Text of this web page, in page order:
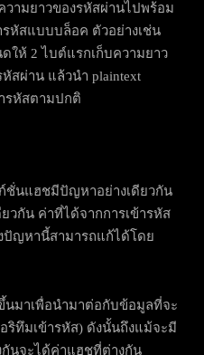
ามยาวของรหัสผ่านไปพร้อม
หัสแบบบล็อค ตัวอย่างเช่น
ให้ 2 ไบต์แรกเก็บความยาว
สผ่าน แล้วนำ plaintext
รหัสตามปกติ
ชั่นแฮชมีปัญหาอย่างเดียวกัน
วกัน ค่าที่ได้จากการเข้ารหัส
ปัญหานี้สามารถแก้ได้โดย
มาเพื่อนำมาต่อกับข้อมูลที่จะ
ทึมเข้ารหัส) ดังนั้นถึงแม้จะมี
กันจะได้ค่าแฮชที่ต่างกัน